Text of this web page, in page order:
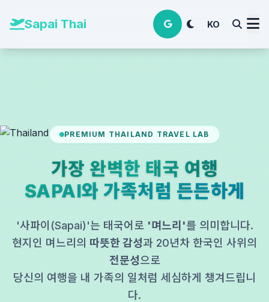
Sapai Thai KO
PREMIUM THAILAND TRAVEL LAB
가장 완벽한 태국 여행
SAPAI와 가족처럼 든든하게
'사파이(Sapai)'는 태국어로 '며느리'를 의미합니다.
현지인 며느리의 따뜻한 감성과 20년차 한국인 사위의
전문성으로
당신의 여행을 내 가족의 일처럼 세심하게 챙겨드립니
다.